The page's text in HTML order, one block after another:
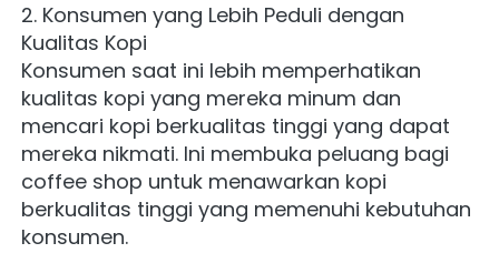
2. Konsumen yang Lebih Peduli dengan
Kualitas Kopi
Konsumen saat ini lebih memperhatikan
kualitas kopi yang mereka minum dan
mencari kopi berkualitas tinggi yang dapat
mereka nikmati. Ini membuka peluang bagi
coffee shop untuk menawarkan kopi
berkualitas tinggi yang memenuhi kebutuhan
konsumen.